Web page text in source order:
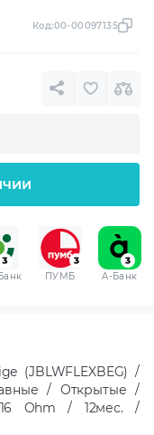
Код:00-00097135
ПУМБ A-Банк
(JBLWFLEXBEG) /
/ Открытые /
Ohm / 12мес. /